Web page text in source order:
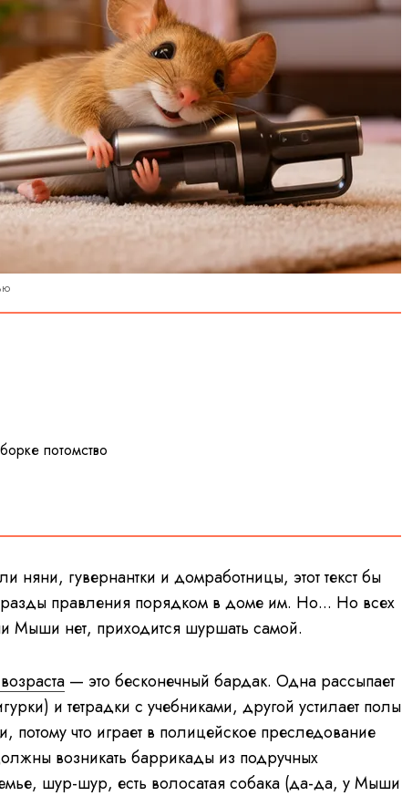
потомство
няни, гувернантки и домработницы, этот текст бы
правления порядком в доме им. Но... Но всех
Мыши нет, приходится шуршать самой.
— это бесконечный бардак. Одна рассыпает
и тетрадки с учебниками, другой устилает полы
потому что играет в полицейское преследование
возникать баррикады из подручных
шур-шур, есть волосатая собака (да-да, у Мыши